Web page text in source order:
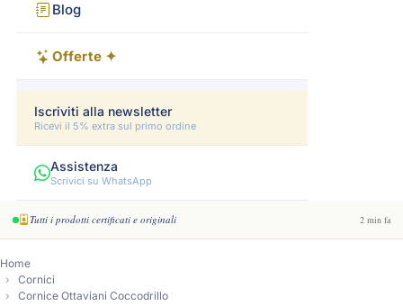
Blog
Offerte ✦
Iscriviti alla newsletter
Ricevi il 5% extra sul primo ordine
Assistenza
Scrivici su WhatsApp
Tutti i prodotti certificati e originali 2 min fa
Home
Cornici
Cornice Ottaviani Coccodrillo